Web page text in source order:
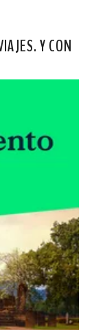
Y CON